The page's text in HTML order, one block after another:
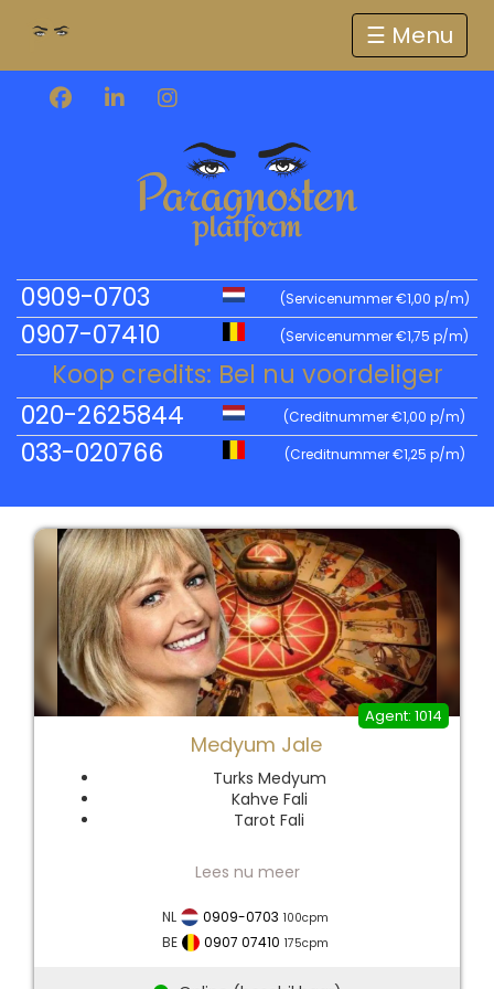
☰
0909-0703 (Servicenummer €1,00 p/m)
0907-07410 (Servicenummer €1,75 p/m)
Koop credits: Bel nu voordeliger
020-2625844
(Creditnummer €1,00 p/m)
033-020766 (Creditnummer €1,25 p/m)
1014
Medyum Jale
Turks Medyum
Kahve Fali
Tarot Fali
Medyum Jale – 30 Yıllık
Deneyimli Türk Medyum,
Tarot ve Spiritüel Danışman
NL 0909-0703 100cpm
BE 0907 07410 175cpm